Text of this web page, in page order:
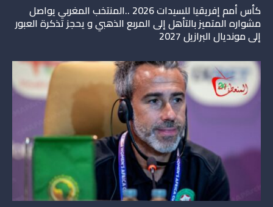
كأس أمم إفريقيا للسيدات 2026 ..المنتخب المغربي يواصل
مشواره المتميز بالتأهل إلى المربع الذهبي و يحجز تذكرة العبور
إلى مونديال البرازيل 2027